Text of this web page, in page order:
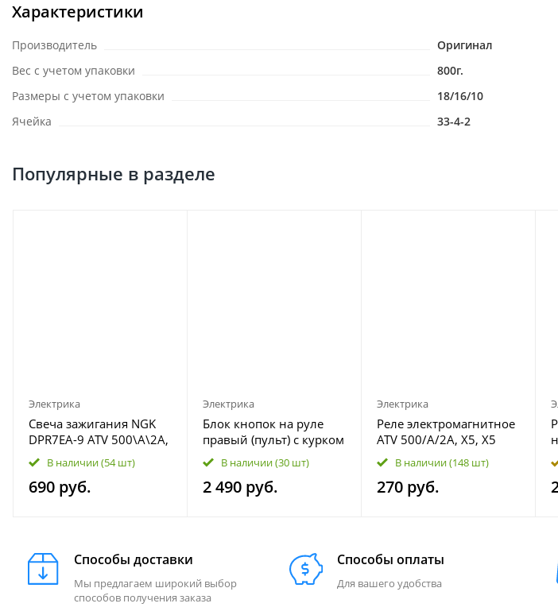
Характеристики
Производитель
Оригинал
Вес с учетом упаковки
800г.
Размеры с учетом упаковки
18/16/10
Ячейка
33-4-2
Популярные в разделе
Электрика
Свеча зажигания NGK
DPR7EA-9 ATV 500\А\2А,
X5, X6, Z6
В наличии(54 шт)
690 руб.
Электрика
Блок кнопок на руле
правый (пульт) с курком
газа ATV 500A-2A, X5, Х5
H.O. ЕPS, X6, X8 7020-
160700-00002
В наличии(30 шт)
2 490 руб.
Электрика
Реле электромагнитное
ATV 500/A/2A, X5, X5
H.O, X6, Z6, X8, Z8, U8
9010-150350
В наличии(148 шт)
270 руб.
Способы доставки
Мы предлагаем широкий выбор
способов получения заказа
Способы оплаты
Для вашего удобства